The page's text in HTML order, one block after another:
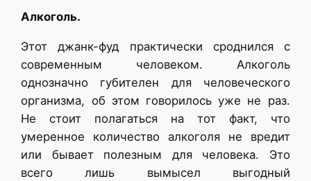
Алкоголь.
Этот джанк-фуд практически сроднился с
современным человеком. Алкоголь
однозначно губителен для человеческого
организма, об этом говорилось уже не раз.
Не стоит полагаться на тот факт, что
умеренное количество алкоголя не вредит
или бывает полезным для человека. Это
всего лишь вымысел выгодный